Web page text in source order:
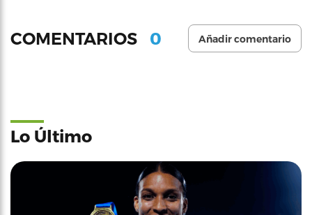
COMENTARIOS 0 Añadir comentario
Lo Último